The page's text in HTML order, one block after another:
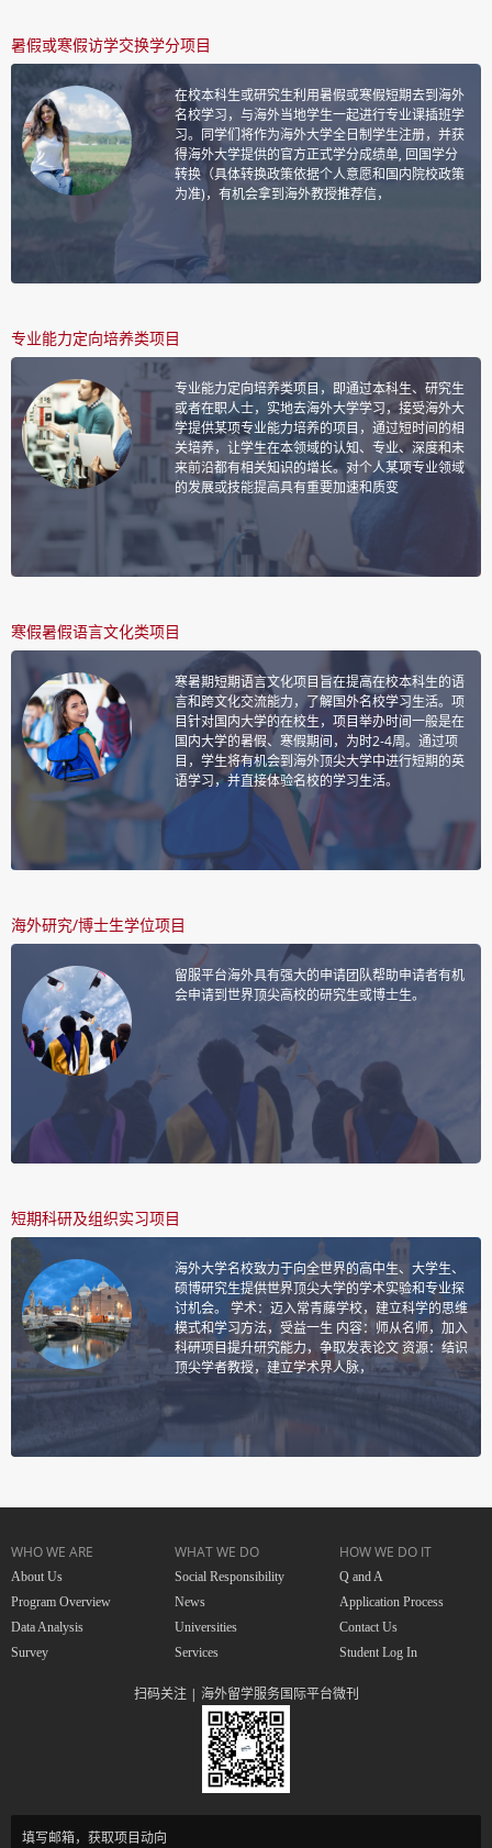
暑假或寒假访学交换学分项目
在校本科生或研究生利用暑假或寒假短期去到海外
名校学习，与海外当地学生一起进行专业课插班学
习。同学们将作为海外大学全日制学生注册，并获
得海外大学提供的官方正式学分成绩单, 回国学分
转换（具体转换政策依据个人意愿和国内院校政策
为准)，有机会拿到海外教授推荐信，
专业能力定向培养类项目
专业能力定向培养类项目，即通过本科生、研究生
或者在职人士，实地去海外大学学习，接受海外大
学提供某项专业能力培养的项目，通过短时间的相
关培养，让学生在本领域的认知、专业、深度和未
来前沿都有相关知识的增长。对个人某项专业领域
的发展或技能提高具有重要加速和质变
寒假暑假语言文化类项目
寒暑期短期语言文化项目旨在提高在校本科生的语
言和跨文化交流能力，了解国外名校学习生活。项
目针对国内大学的在校生，项目举办时间一般是在
国内大学的暑假、寒假期间，为时2-4周。通过项
目，学生将有机会到海外顶尖大学中进行短期的英
语学习，并直接体验名校的学习生活。
海外研究/博士生学位项目
留服平台海外具有强大的申请团队帮助申请者有机
会申请到世界顶尖高校的研究生或博士生。
短期科研及组织实习项目
海外大学名校致力于向全世界的高中生、大学生、
硕博研究生提供世界顶尖大学的学术实验和专业探
讨机会。 学术：迈入常青藤学校，建立科学的思维
模式和学习方法，受益一生 内容：师从名师，加入
科研项目提升研究能力，争取发表论文 资源：结识
顶尖学者教授，建立学术界人脉，
WHO WE ARE
About Us
Program Overview
Data Analysis
Survey
WHAT WE DO
Social Responsibility
News
Universities
Services
HOW WE DO IT
Q and A
Application Process
Contact Us
Student Log In
扫码关注 | 海外留学服务国际平台微刊
填写邮箱，获取项目动向